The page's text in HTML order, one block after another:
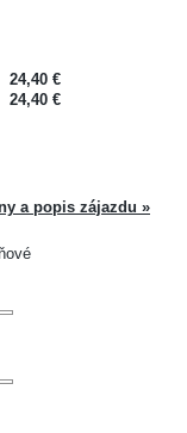
24,40 €
24,40 €
a popis zájazdu »